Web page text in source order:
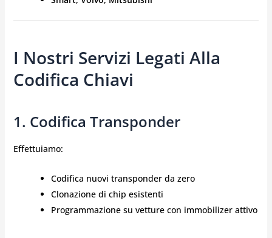
I Nostri Servizi Legati Alla
Codifica Chiavi
1. Codifica Transponder
Effettuiamo:
Codifica nuovi transponder da zero
Clonazione di chip esistenti
Programmazione su vetture con immobilizer attivo